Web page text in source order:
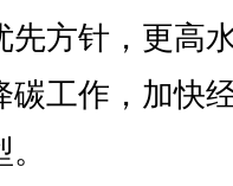
先方针，更高
碳工作，加快